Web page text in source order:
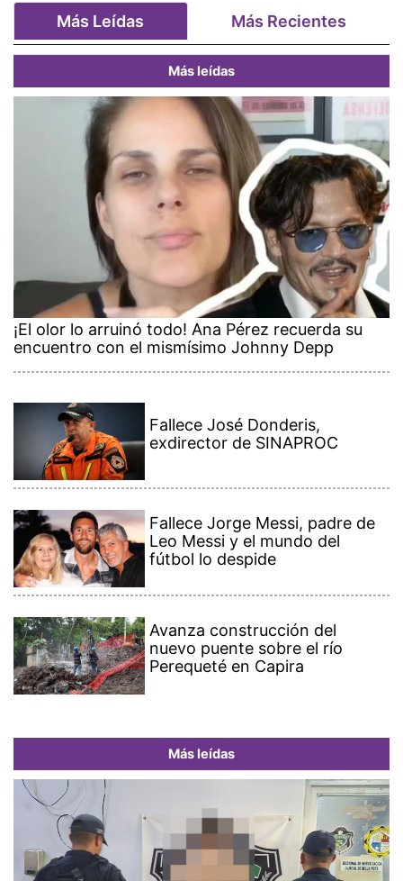
Más Leídas Más Recientes
Más leídas
¡El olor lo arruinó todo! Ana Pérez recuerda su
encuentro con el mismísimo Johnny Depp
Fallece José Donderis,
exdirector de SINAPROC
Fallece Jorge Messi, padre de
Leo Messi y el mundo del
fútbol lo despide
Avanza construcción del
nuevo puente sobre el río
Perequeté en Capira
Más leídas